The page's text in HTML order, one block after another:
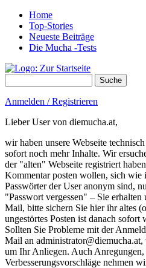
Home
Top-Stories
Neueste Beiträge
Die Mucha -Tests
Anmelden / Registrieren
Lieber User von diemucha.at,
wir haben unsere Webseite
sofort noch mehr Inhalte. Wir
der "alten" Webseite registriert
Kommentar posten wollen, sich wie
Passwörter der User anonym sind,
"Passwort vergessen" – Sie
Mail, bitte sichern Sie hier ihr altes
ungestörtes Posten ist danach sofort
Sollten Sie Probleme mit der
Mail an
um Ihr Anliegen. Auch Anregungen,
Verbesserungsvorschläge nehmen